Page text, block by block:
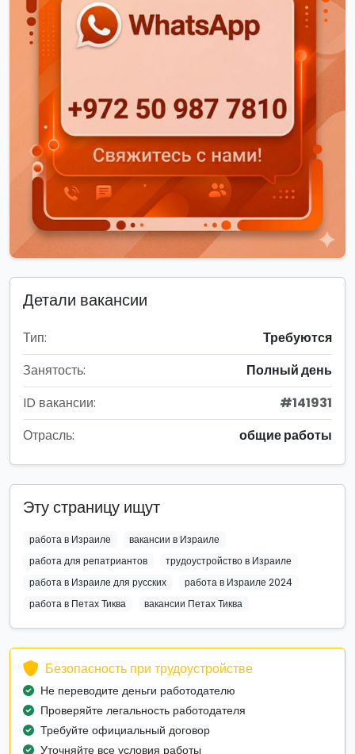
Детали вакансии
Тип:
Требуются
Занятость:
Полный день
ID вакансии:
#141931
Отрасль:
общие работы
Эту страницу ищут
работа в Израиле
вакансии в Израиле
работа для репатриантов
трудоустройство в Израиле
работа в Израиле для русских
работа в Израиле 2024
работа в Петах Тиква
вакансии Петах Тиква
Безопасность при трудоустройстве
Не переводите деньги работодателю
Проверяйте легальность работодателя
Требуйте официальный договор
Уточняйте все условия работы